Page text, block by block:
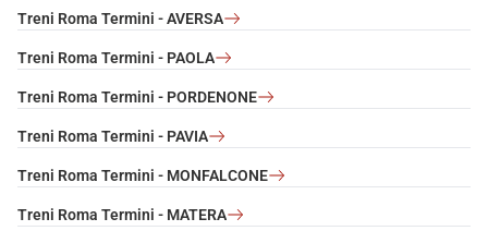
Treni Roma Termini - AVERSA
Treni Roma Termini - PAOLA
Treni Roma Termini - PORDENONE
Treni Roma Termini - PAVIA
Treni Roma Termini - MONFALCONE
Treni Roma Termini - MATERA